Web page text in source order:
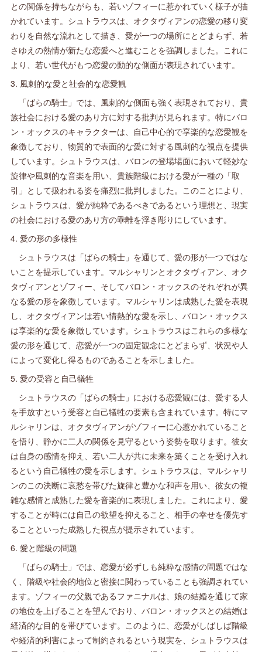
との関係を持ちながらも、若いゾフィーに惹かれていく様子が描
かれています。シュトラウスは、オクタヴィアンの恋愛の移り変
わりを自然な流れとして描き、愛が一つの場所にとどまらず、若
さゆえの熱情が新たな恋愛へと進むことを強調しました。これに
より、若い世代がもつ恋愛の動的な側面が表現されています。
3. 風刺的な愛と社会的な恋愛観
「ばらの騎士」では、風刺的な側面も強く表現されており、貴
族社会における愛のあり方に対する批判が見られます。特にバロ
ン・オックスのキャラクターは、自己中心的で享楽的な恋愛観を
象徴しており、物質的で表面的な愛に対する風刺的な視点を提供
しています。シュトラウスは、バロンの登場場面において軽妙な
旋律や風刺的な音楽を用い、貴族階級における愛が一種の「取
引」として扱われる姿を痛烈に批判しました。このことにより、
シュトラウスは、愛が純粋であるべきであるという理想と、現実
の社会における愛のあり方の乖離を浮き彫りにしています。
4. 愛の形の多様性
シュトラウスは「ばらの騎士」を通じて、愛の形が一つではな
いことを提示しています。マルシャリンとオクタヴィアン、オク
タヴィアンとゾフィー、そしてバロン・オックスのそれぞれが異
なる愛の形を象徴しています。マルシャリンは成熟した愛を表現
し、オクタヴィアンは若い情熱的な愛を示し、バロン・オックス
は享楽的な愛を象徴しています。シュトラウスはこれらの多様な
愛の形を通じて、恋愛が一つの固定観念にとどまらず、状況や人
によって変化し得るものであることを示しました。
5. 愛の受容と自己犠牲
シュトラウスの「ばらの騎士」における恋愛観には、愛する人
を手放すという受容と自己犠牲の要素も含まれています。特にマ
ルシャリンは、オクタヴィアンがゾフィーに心惹かれていること
を悟り、静かに二人の関係を見守るという姿勢を取ります。彼女
は自身の感情を抑え、若い二人が共に未来を築くことを受け入れ
るという自己犠牲の愛を示します。シュトラウスは、マルシャリ
ンのこの決断に哀愁を帯びた旋律と豊かな和声を用い、彼女の複
雑な感情と成熟した愛を音楽的に表現しました。これにより、愛
することが時には自己の欲望を抑えること、相手の幸せを優先す
ることといった成熟した視点が提示されています。
6. 愛と階級の問題
「ばらの騎士」では、恋愛が必ずしも純粋な感情の問題ではな
く、階級や社会的地位と密接に関わっていることも強調されてい
ます。ゾフィーの父親であるファニナルは、娘の結婚を通じて家
の地位を上げることを望んでおり、バロン・オックスとの結婚は
経済的な目的を帯びています。このように、恋愛がしばしば階級
や経済的利害によって制約されるという現実を、シュトラウスは